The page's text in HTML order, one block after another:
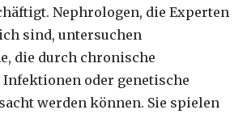
Nephrologen, die Experten
sind, untersuchen
die durch chronische
oder genetische
werden können. Sie spielen